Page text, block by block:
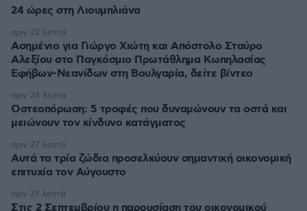
24 ώρες στη Λιουμπλιάνα
Ασημένιο για Γιώργο Χιώτη και Απόστολο Σταύρο
Αλεξίου στο Παγκόσμιο Πρωτάθλημα Κωπηλασίας
Εφήβων-Νεανίδων στη Βουλγαρία, δείτε βίντεο
πριν 22 λεπτά
Οστεοπόρωση: 5 τροφές που δυναμώνουν τα οστά και
μειώνουν τον κίνδυνο κατάγματος
πριν 24 λεπτά
Αυτά τα τρία ζώδια προσελκύουν σημαντική οικονομική
επιτυχία τον Αύγουστο
πριν 27 λεπτά
Στις 2 Σεπτεμβρίου η παρουσίαση του οικονομικού
πριν 27 λεπτά